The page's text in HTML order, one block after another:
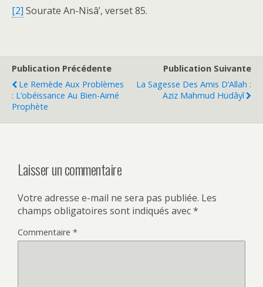
[2] Sourate An-Nisâ’, verset 85.
Publication Précédente
Le Remède Aux Problèmes
: L’obéissance Au Bien-Aimé
Prophète
Publication Suivante
La Sagesse Des Amis D’Allah :
Aziz Mahmud Hüdâyî
Laisser un commentaire
Votre adresse e-mail ne sera pas publiée. Les
champs obligatoires sont indiqués avec*
Commentaire *